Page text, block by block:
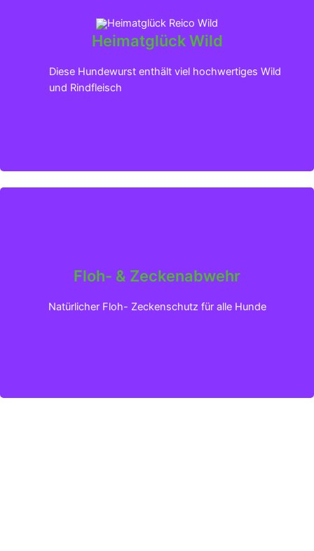
Heimatglück Wild
Diese Hundewurst enthält viel hochwertiges Wild
und Rindfleisch
Klicken für mehr Infos
Floh- & Zeckenabwehr
Natürlicher Floh- Zeckenschutz für alle Hunde